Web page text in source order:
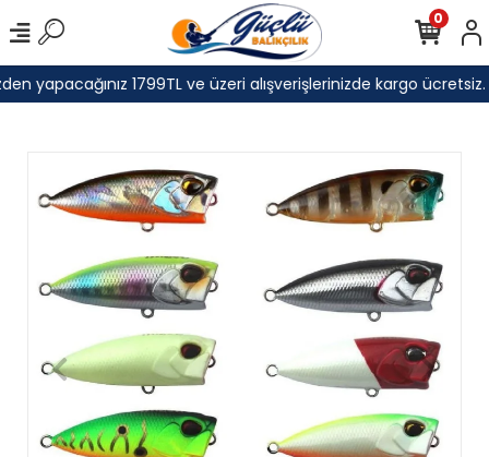
yapacağınız 1799TL ve üzeri alışverişlerinizde kargo ücretsiz.
0